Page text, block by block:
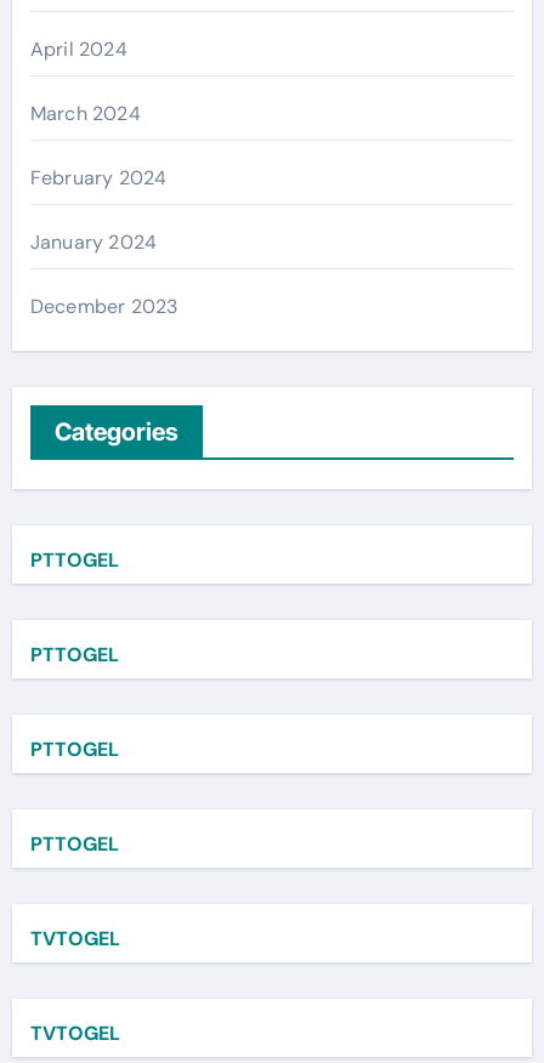
April 2024
March 2024
February 2024
January 2024
December 2023
Categories
PTTOGEL
PTTOGEL
PTTOGEL
PTTOGEL
TVTOGEL
TVTOGEL